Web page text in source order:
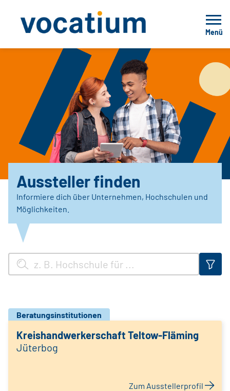
Menü
Aussteller finden
Informiere dich über Unternehmen, Hochschulen und
Möglichkeiten.
Beratungsinstitutionen
Kreishandwerkerschaft Teltow-Fläming
Jüterbog
Zum Ausstellerprofil